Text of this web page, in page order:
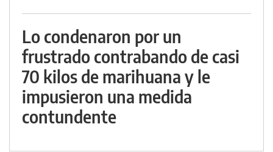
Lo condenaron por un
frustrado contrabando de casi
70 kilos de marihuana y le
impusieron una medida
contundente